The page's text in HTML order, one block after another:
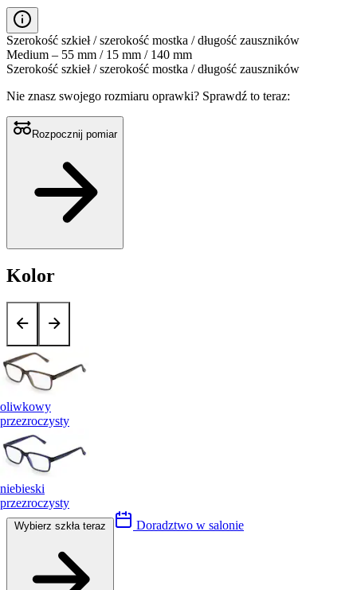
Szerokość szkieł / szerokość mostka / długość zauszników
Medium – 55 mm / 15 mm / 140 mm
Szerokość szkieł / szerokość mostka / długość zauszników
Nie znasz swojego rozmiaru oprawki? Sprawdź to teraz:
Rozpocznij pomiar
Kolor
oliwkowy
przezroczysty
niebieski
przezroczysty
Doradztwo w salonie